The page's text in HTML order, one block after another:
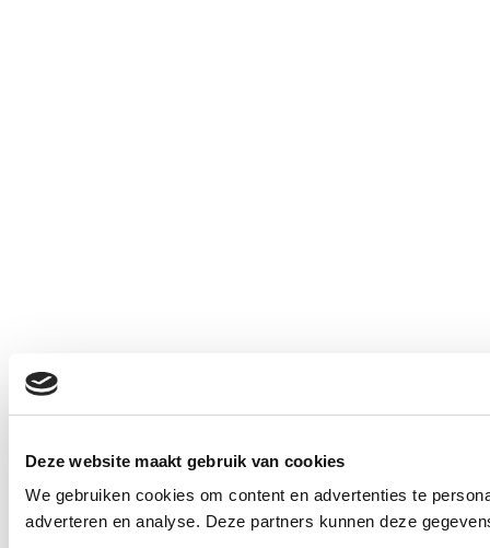
Deze website maakt gebruik van cookies
We gebruiken cookies om content en advertenties te
adverteren en analyse. Deze partners kunnen deze